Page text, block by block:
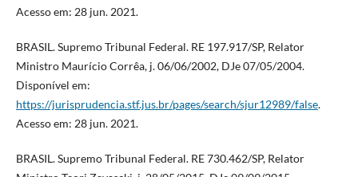
Acesso em: 28 jun. 2021.
BRASIL. Supremo Tribunal Federal. RE 197.917/SP, Relator
Ministro Maurício Corrêa, j. 06/06/2002, DJe 07/05/2004.
Disponível em:
https://jurisprudencia.stf.jus.br/pages/search/sjur12989/false.
Acesso em: 28 jun. 2021.
BRASIL. Supremo Tribunal Federal. RE 730.462/SP, Relator